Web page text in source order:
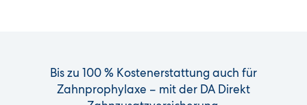
Bis zu 100 % Kostenerstattung auch für
Zahnprophylaxe – mit der DA Direkt